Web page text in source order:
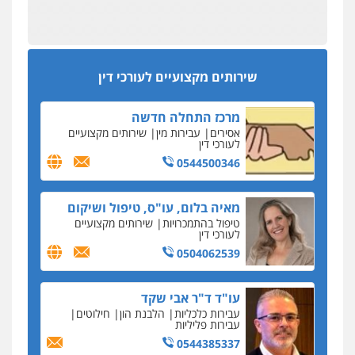
שירותים מקצועיים לעורכי דין
מקצועיים לעורכי דין
מרכז התחלה חדשה
אסירים עבירות מין שירותים מקצועיים
לעורכי דין
0544500346
מאיה בלום, עו"ס, טיפול ושיקום
טיפול בהתמכרויות שירותים מקצועיים
לעורכי דין
0504062539
עו"ד ד"ר אבי שקד
עבירות כלכליות הלבנת הון חילוטים
עבירות פליליות
0544385337
כתב האישום נגד עו"ד עידן דביר: האונס והמחירון
לאקטים מיניים
כתב אישום: יו"ר ש"ס לשעבר בחיפה וסינדיקאט
ההלוואות של משפחת הרינג
הפרקליטות: הרב נתנאל חייק ואביו הרב אריה חייק
שמשו אנשי
החשוד ברצח עו"ד ארבל פלדמן טען לרקע נפשי
ושתק בחקירתו
בבית המשפט התברר כי לחשוד, אחמד אלרג'וב
מרמלה, לא נערכה
יחסי עו"ד לקוח
עורכת דין נעצרה בחשד להעברת סם לנאשם בכלא
השרון
דבר למיקרופון